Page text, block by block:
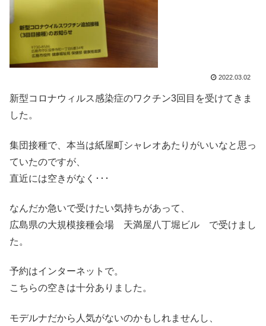
2022.03.02
新型コロナウィルス感染症のワクチン3回目を受けてきま
した。
集団接種で、本当は紙屋町シャレオあたりがいいなと思っ
ていたのですが、
直近には空きがなく･･･
なんだか急いで受けたい気持ちがあって、
広島県の大規模接種会場 天満屋八丁堀ビル で受けまし
た。
予約はインターネットで。
こちらの空きは十分ありました。
モデルナだから人気がないのかもしれませんし、